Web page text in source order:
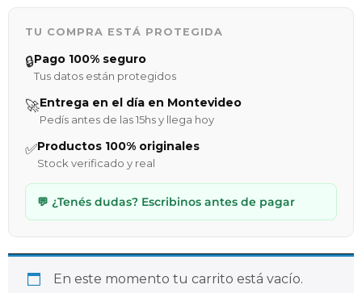
TU COMPRA ESTÁ PROTEGIDA
🔒Pago 100% seguro
Tus datos están protegidos
🚀Entrega en el día en Montevideo
Pedís antes de las 15hs y llega hoy
✅Productos 100% originales
Stock verificado y real
💬 ¿Tenés dudas? Escribinos antes de pagar
En este momento tu carrito está vacío.